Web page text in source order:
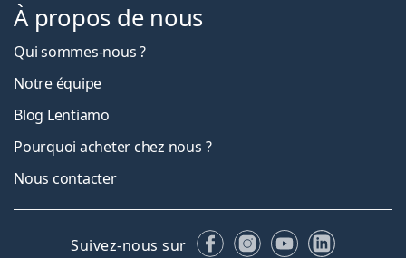
À propos de nous
Qui sommes-nous ?
Notre équipe
Blog Lentiamo
Pourquoi acheter chez nous ?
Nous contacter
Suivez-nous sur FacebookInstagram
YouTubeLinkedIn